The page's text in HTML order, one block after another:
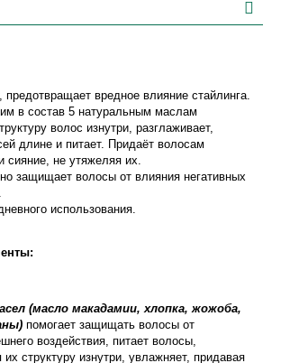
вредное влияние стайлинга.
в состав 5 натуральным маслам
волос изнутри, разглаживает,
длине и питает. Придаёт волосам
сияние, не утяжеляя их.
защищает волосы от влияния негативных
использования.
(масло макадамии, хлопка, жожоба,
помогает защищать волосы от
воздействия, питает волосы,
их структуру изнутри, увлажняет, придавая